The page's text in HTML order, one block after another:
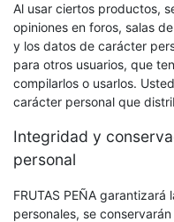
Al usar ciertos productos,
opiniones en foros, salas
y los datos de carácter
para otros usuarios, que
compilarlos o usarlos.
carácter personal que
Integridad y
personal
FRUTAS PEÑA
personales, se